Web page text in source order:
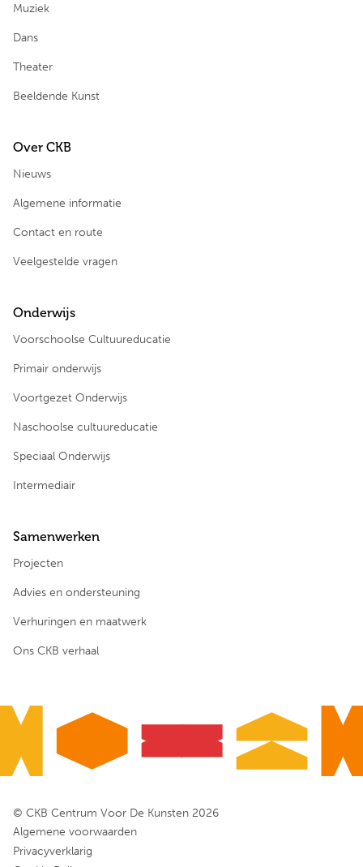
Muziek
Dans
Theater
Beeldende Kunst
Over CKB
Nieuws
Algemene informatie
Contact en route
Veelgestelde vragen
Onderwijs
Voorschoolse Cultuureducatie
Primair onderwijs
Voortgezet Onderwijs
Naschoolse cultuureducatie
Speciaal Onderwijs
Intermediair
Samenwerken
Projecten
Advies en ondersteuning
Verhuringen en maatwerk
Ons CKB verhaal
© CKB Centrum Voor De Kunsten 2026
Algemene voorwaarden
Privacyverklarig